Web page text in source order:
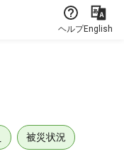
ヘルプEnglish
被災状況